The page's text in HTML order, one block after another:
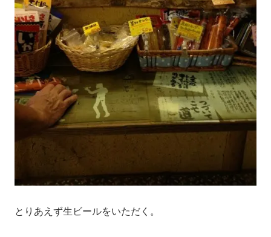
とりあえず生ビールをいただく。